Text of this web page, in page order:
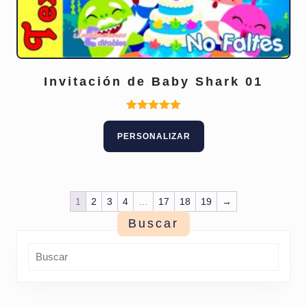
Invitación de Baby Shark 01
Valorado
5.00
de 5
PERSONALIZAR
tiene
Las
opciones
1 2 3 4 17 18 19 →
Buscar